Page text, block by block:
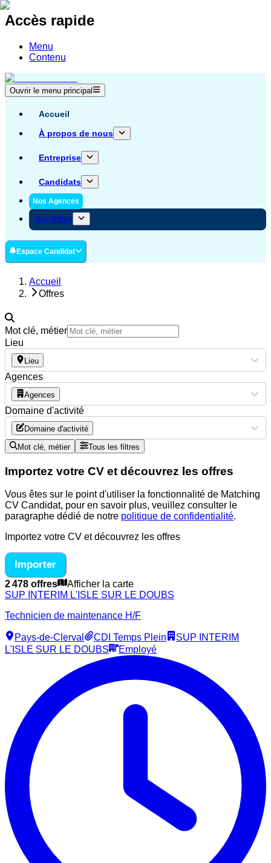
Accès rapide
Menu
Contenu
Ouvrir le menu principal
Accueil
À propos de nous
Entreprise
Candidats
Nos Agences
Nos Offres
Espace Candidat
Accueil
Offres
Mot clé, métier
Lieu
Lieu
Agences
Agences
Domaine d'activité
Domaine d'activité
Mot clé, métier Tous les filtres
Importez votre CV et découvrez les offres
Vous êtes sur le point d'utiliser la fonctionnalité de Matching
CV Candidat, pour en savoir plus, veuillez consulter le
paragraphe dédié de notre politique de confidentialité.
Importez votre CV et découvrez les offres
Importer
2 478 offres
Afficher la carte
SUP INTERIM L'ISLE SUR LE DOUBS
Technicien de maintenance H/F
Pays-de-Clerval CDI Temps Plein
SUP INTERIM
L'ISLE SUR LE DOUBS
Employé